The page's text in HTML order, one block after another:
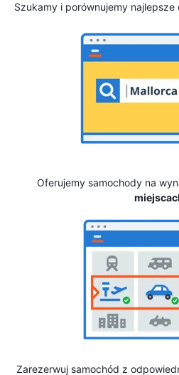
Szukamy i porównujemy najlepsze
Oferujemy samochody na
Zarezerwuj samochód z